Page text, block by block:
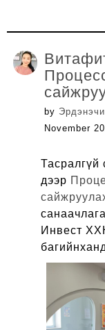
by
November
дээр
Инвест